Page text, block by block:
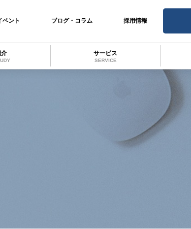
ベント ブログ・コラム 採用情報
介 サービス
SERVICE